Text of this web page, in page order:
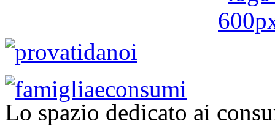
Lo spazio dedicato ai